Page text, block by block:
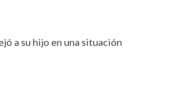
a su hijo en una situación